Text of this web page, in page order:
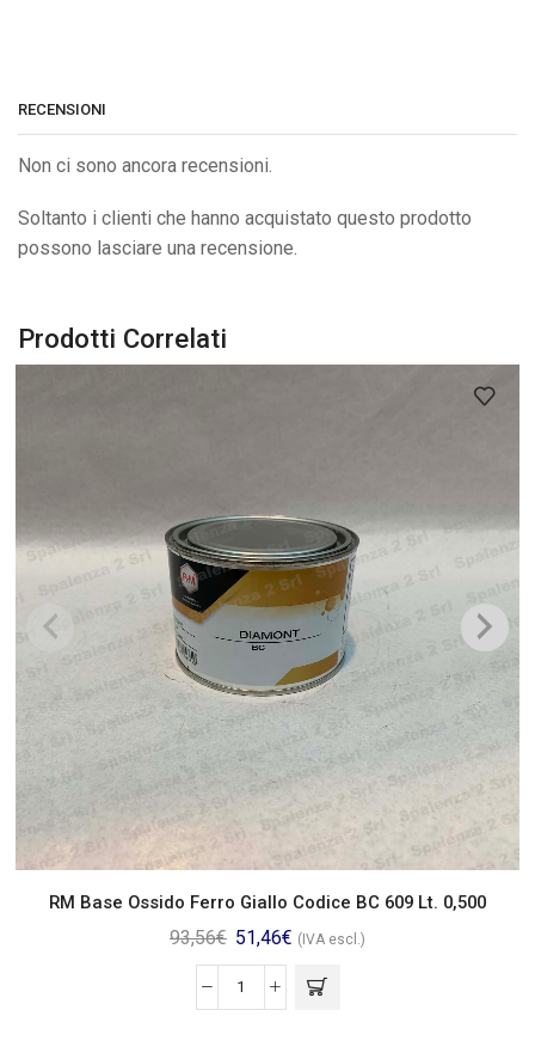
RECENSIONI
Non ci sono ancora recensioni.
Soltanto i clienti che hanno acquistato questo prodotto
possono lasciare una recensione.
Prodotti Correlati
RM Base Ossido Ferro Giallo Codice BC 609 Lt. 0,500
93,56€ 51,46€ (IVA escl.)